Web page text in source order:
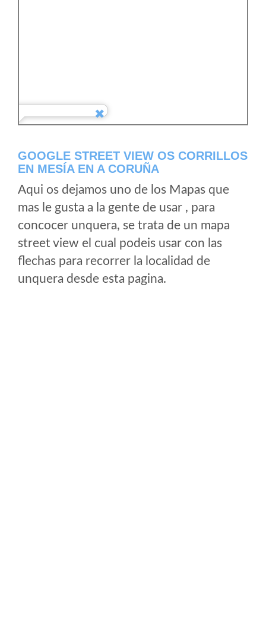
GOOGLE STREET VIEW OS CORRILLOS
EN MESÍA EN A CORUÑA
Aqui os dejamos uno de los Mapas que
mas le gusta a la gente de usar , para
concocer unquera, se trata de un mapa
street view el cual podeis usar con las
flechas para recorrer la localidad de
unquera desde esta pagina.